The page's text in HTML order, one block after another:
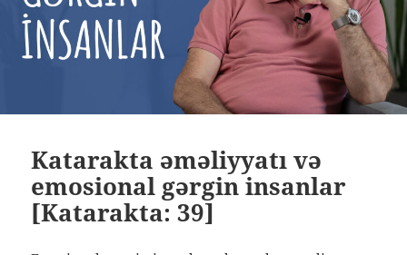
Katarakta əməliyyatı və
emosional gərgin insanlar
[Katarakta: 39]